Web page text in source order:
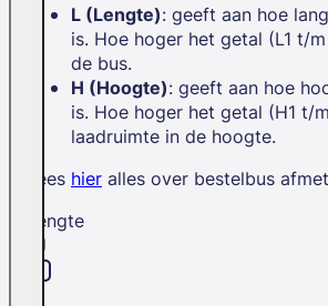
L (Lengte): geeft aan hoe
is. Hoe hoger het getal (L1 t/
de bus.
H (Hoogte): geeft aan hoe
is. Hoe hoger het getal (H1 t/
laadruimte in de hoogte.
Lees hier alles over bestelbus
Lengte